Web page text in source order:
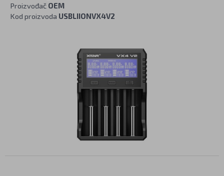
Proizvođač OEM
Kod proizvoda USBLIIONVX4V2